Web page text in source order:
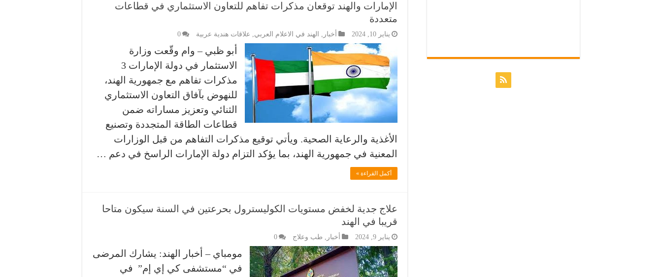
الإمارات والهند توقعان مذكرات تفاهم للتعاون الاستثماري في قطاعات
متعددة
يناير 10, 2024 أخبار , الهند في الاعلام العربي, علاقات هندية عربية 0
أبو ظبي – وام وقّعت وزارة
الاستثمار في دولة الإمارات 3
مذكرات تفاهم مع جمهورية الهند،
للنهوض بآفاق التعاون الاستثماري
الثنائي وتعزيز مساراته ضمن
قطاعات الطاقة المتجددة وتصنيع
الأغذية والرعاية الصحية. ويأتي توقيع مذكرات التفاهم من قبل الوزارات
المعنية في جمهورية الهند، بما يؤكد التزام دولة الإمارات الراسخ في دعم …
أكمل القراءة »
علاج جدية لخفض مستويات الكوليسترول بحرعتين في السنة سيكون متاحا
قريبا في الهند
يناير 9, 2024 أخبار , طب وعلاج 0
مومباي – أخبار الهند: يشارك المرضى
في “مستشفى كي إي إم” في